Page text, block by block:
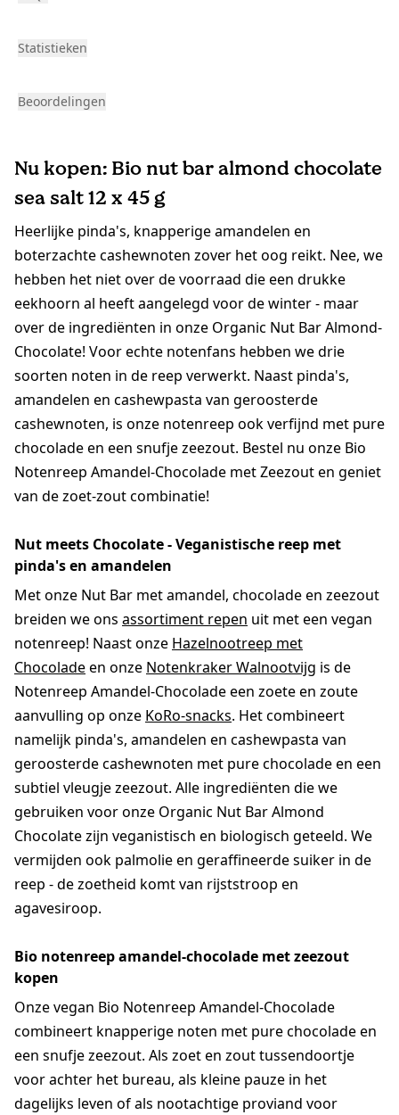
Statistieken
Beoordelingen
Nu kopen: Bio nut bar almond chocolate
sea salt 12 x 45 g
Heerlijke pinda's, knapperige amandelen en
boterzachte cashewnoten zover het oog reikt. Nee, we
hebben het niet over de voorraad die een drukke
eekhoorn al heeft aangelegd voor de winter - maar
over de ingrediënten in onze Organic Nut Bar Almond-
Chocolate! Voor echte notenfans hebben we drie
soorten noten in de reep verwerkt. Naast pinda's,
amandelen en cashewpasta van geroosterde
cashewnoten, is onze notenreep ook verfijnd met pure
chocolade en een snufje zeezout. Bestel nu onze Bio
Notenreep Amandel-Chocolade met Zeezout en geniet
van de zoet-zout combinatie!
Nut meets Chocolate - Veganistische reep met
pinda's en amandelen
Met onze Nut Bar met amandel, chocolade en zeezout
breiden we ons assortiment repen uit met een vegan
notenreep! Naast onze Hazelnootreep met
Chocoladeen onze Notenkraker Walnootvijg is de
Notenreep Amandel-Chocolade een zoete en zoute
aanvulling op onze KoRo-snacks. Het combineert
namelijk pinda's, amandelen en cashewpasta van
geroosterde cashewnoten met pure chocolade en een
subtiel vleugje zeezout. Alle ingrediënten die we
gebruiken voor onze Organic Nut Bar Almond
Chocolate zijn veganistisch en biologisch geteeld. We
vermijden ook palmolie en geraffineerde suiker in de
reep - de zoetheid komt van rijststroop en
agavesiroop.
Bio notenreep amandel-chocolade met zeezout
kopen
Onze vegan Bio Notenreep Amandel-Chocolade
combineert knapperige noten met pure chocolade en
een snufje zeezout. Als zoet en zout tussendoortje
voor achter het bureau, als kleine pauze in het
dagelijks leven of als nootachtige proviand voor